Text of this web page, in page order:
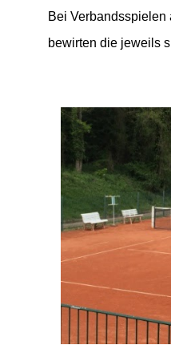
Bei Verbandsspielen
bewirten die jeweils